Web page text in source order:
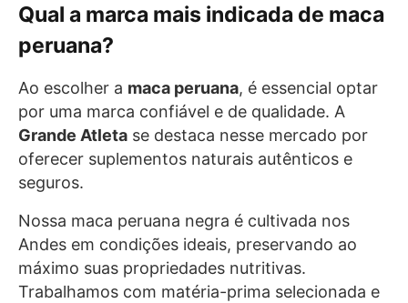
Qual a marca mais indicada de maca
peruana?
Ao escolher a maca peruana, é essencial optar
por uma marca confiável e de qualidade. A
Grande Atleta se destaca nesse mercado por
oferecer suplementos naturais autênticos e
seguros.
Nossa maca peruana negra é cultivada nos
Andes em condições ideais, preservando ao
máximo suas propriedades nutritivas.
Trabalhamos com matéria-prima selecionada e